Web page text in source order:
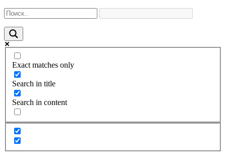
Exact matches only
Search in title
Search in content